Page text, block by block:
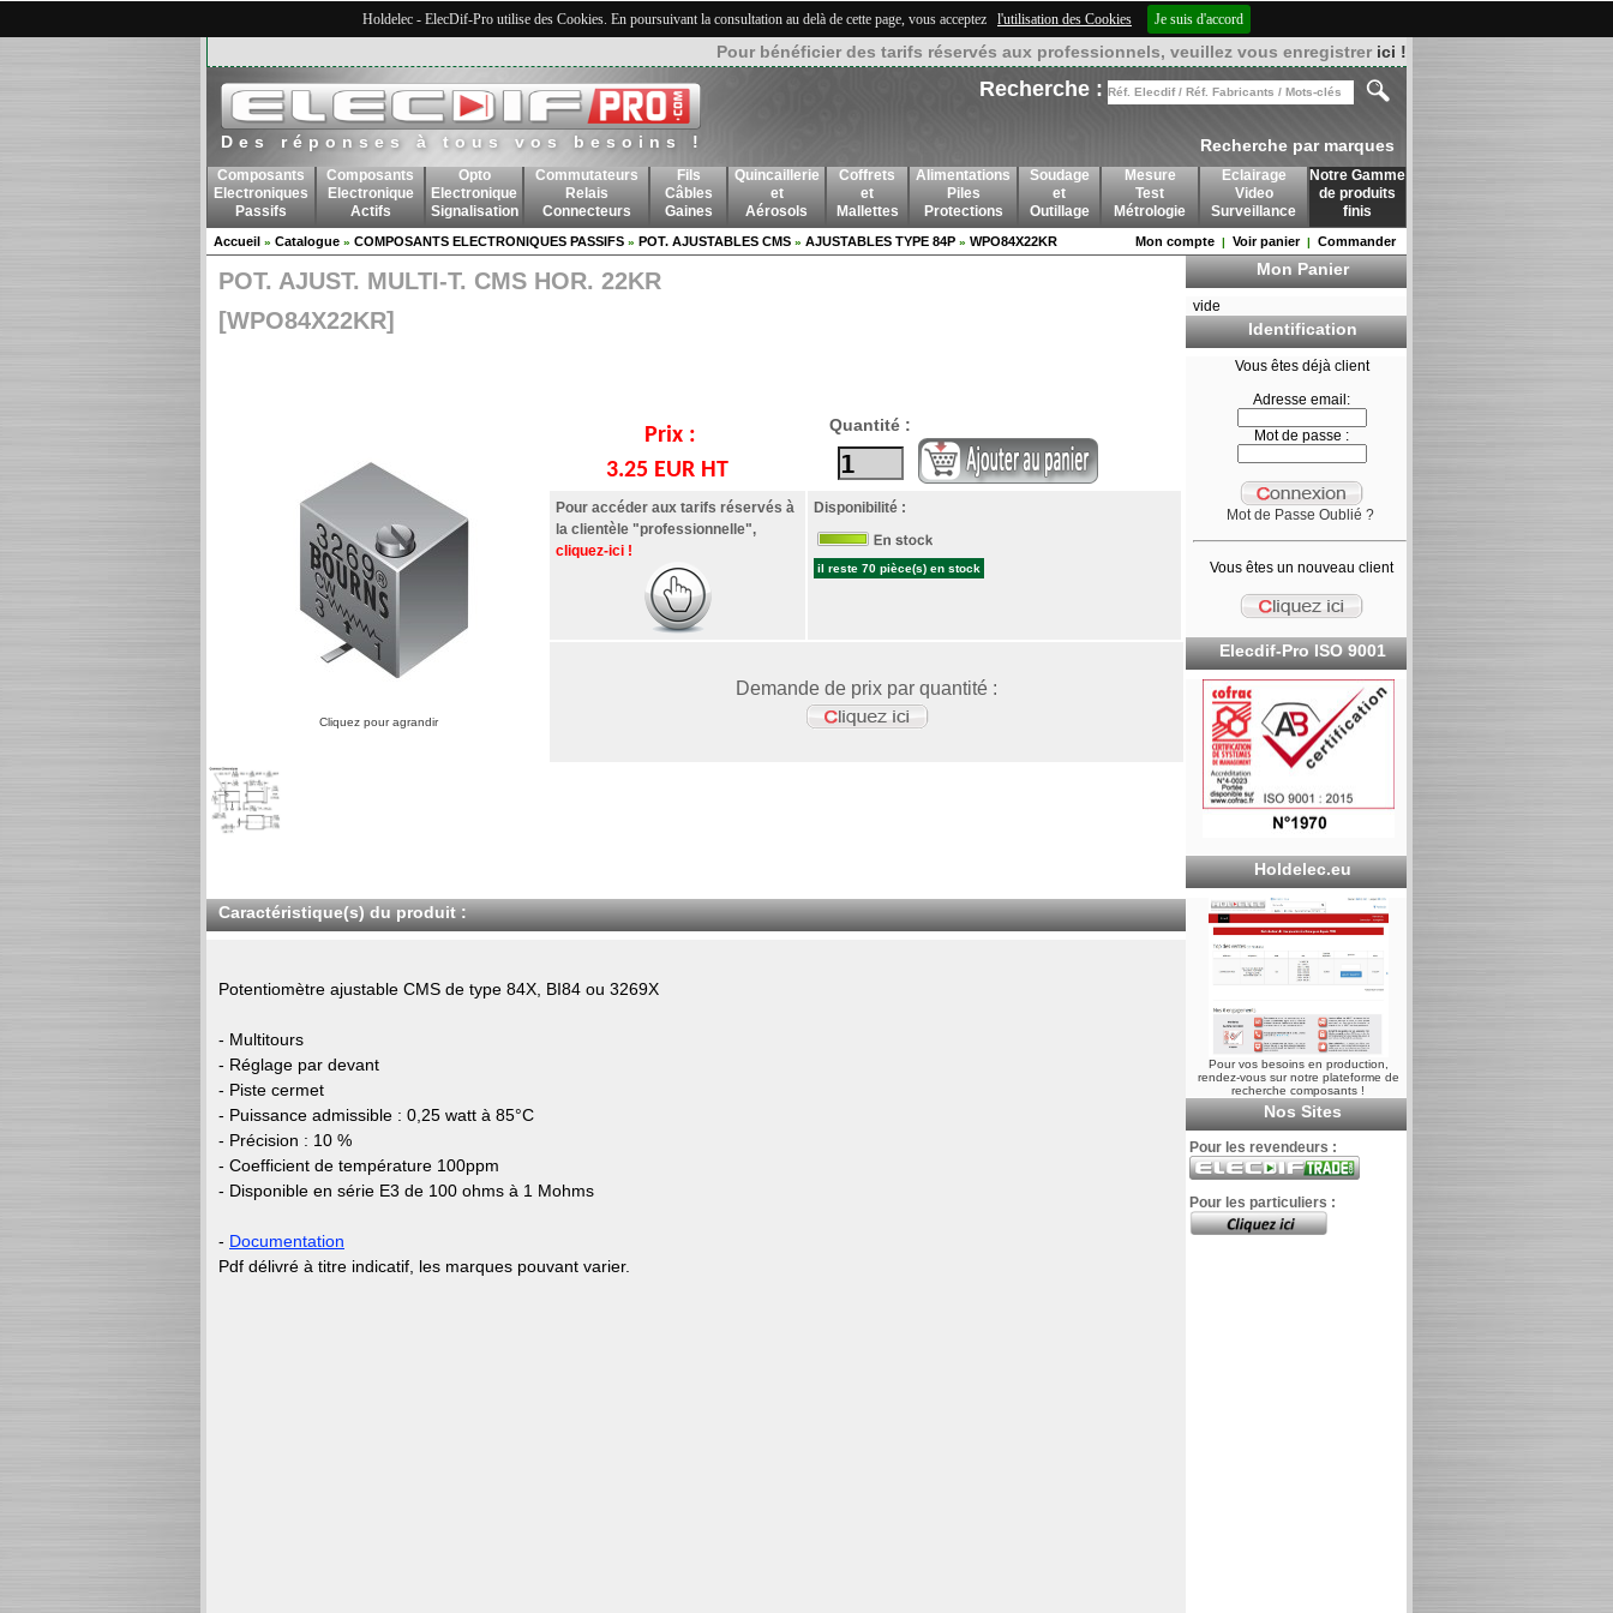
Holdelec - ElecDif-Pro utilise des Cookies. En poursuivant la consultation au delà de cette page, vous acceptez l'utilisation des Cookies Je suis d'accord
Pour bénéficier des tarifs réservés aux professionnels, veuillez vous enregistrer ici !
Des réponses à tous vos besoins !
Recherche :
Recherche par marques
Composants
Electroniques
Passifs
Composants
Electronique
Actifs
Opto
Electronique
Signalisation
Commutateurs
Relais
Connecteurs
Fils
Câbles
Gaines
Quincaillerie
et
Aérosols
Coffrets
et
Mallettes
Alimentations
Piles
Protections
Soudage
et
Outillage
Mesure
Test
Métrologie
Eclairage
Video
Surveillance
Notre Gamme
de produits
finis
Accueil » Catalogue » COMPOSANTS ELECTRONIQUES PASSIFS » POT. AJUSTABLES CMS » AJUSTABLES TYPE 84P » WPO84X22KR Mon compte | Voir panier| Commander
POT. AJUST. MULTI-T. CMS HOR. 22KR
[WPO84X22KR]
Cliquez pour agrandir
Prix :
3.25 EUR HT
Quantité :
Pour accéder aux tarifs réservés à
la clientèle "professionnelle",
cliquez-ici !
Disponibilité :
il reste 70 pièce(s) en stock
Demande de prix par quantité :
Caractéristique(s) du produit :
Potentiomètre ajustable CMS de type 84X, BI84 ou 3269X
- Multitours
- Réglage par devant
- Piste cermet
- Puissance admissible : 0,25 watt à 85°C
- Précision : 10 %
- Coefficient de température 100ppm
- Disponible en série E3 de 100 ohms à 1 Mohms
- Documentation
Pdf délivré à titre indicatif, les marques pouvant varier.
Mon Panier
vide
Identification
Vous êtes déjà client
Adresse email:
Mot de passe :
Mot de Passe Oublié ?
Vous êtes un nouveau client
Elecdif-Pro ISO 9001
Holdelec.eu
Pour vos besoins en production,
rendez-vous sur notre plateforme de
recherche composants !
Nos Sites
Pour les revendeurs :
Pour les particuliers :